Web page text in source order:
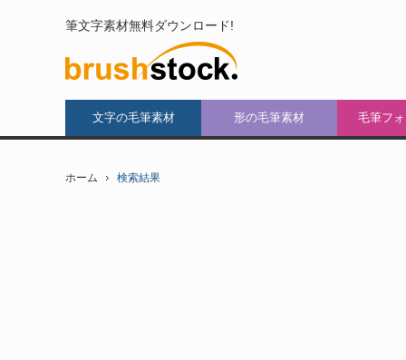
筆文字素材無料ダウンロード!
文字の毛筆素材 形の毛筆素材 毛筆フ
ホーム 検索結果